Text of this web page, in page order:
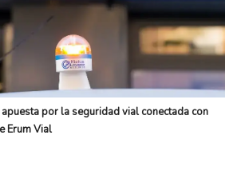
por la seguridad vial conectada con
Erum Vial